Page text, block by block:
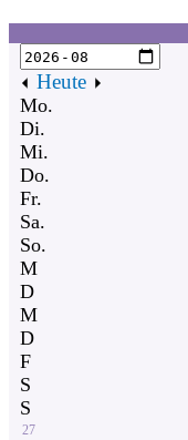
Heute
Mo.
Di.
Mi.
Do.
Fr.
Sa.
So.
M
D
M
D
F
S
S
27